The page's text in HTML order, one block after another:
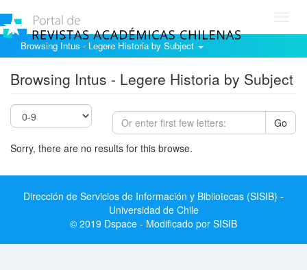
Browsing Intus - Legere Historia by Subject
Browsing Intus - Legere Historia by Subject
Go
Sorry, there are no results for this browse.
Dirección de Servicios de Información y Bibliotecas (SISIB) -
Universidad de Chile
© 2019 Dspace - Modificado por SISIB